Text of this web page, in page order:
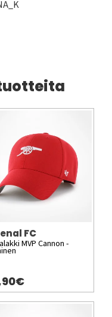
FC
MVP Cannon -